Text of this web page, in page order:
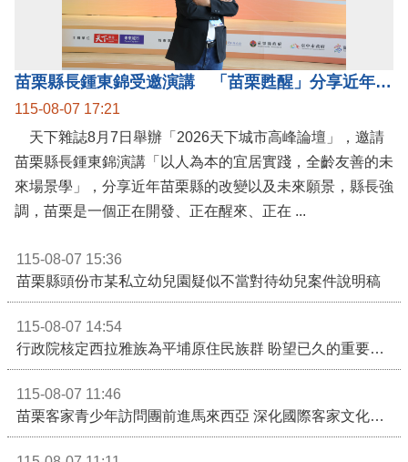
苗栗縣長鍾東錦受邀演講 「苗栗甦醒」分享近年轉變
115-08-07 17:21
天下雜誌8月7日舉辦「2026天下城市高峰論壇」，邀請
苗栗縣長鍾東錦演講「以人為本的宜居實踐，全齡友善的未
來場景學」，分享近年苗栗縣的改變以及未來願景，縣長強
115-08-07 15:36
苗栗縣頭份市某私立幼兒園疑似不當對待幼兒案件說明稿
115-08-07 14:54
115-08-07 11:46